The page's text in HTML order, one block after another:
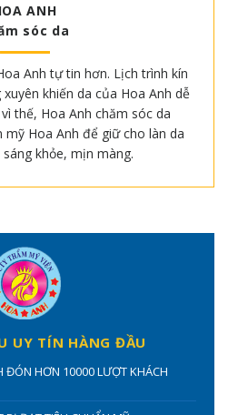
ANH
sóc da
Anh tự tin hơn. Lịch trình kín
khiến da của Hoa Anh dễ
thế, Hoa Anh chăm sóc da
Hoa Anh để giữ cho làn da
khỏe, mịn màng.
UY TÍN HÀNG ĐẦU
ĐÓN HƠN 10000 LƯỢT KHÁCH